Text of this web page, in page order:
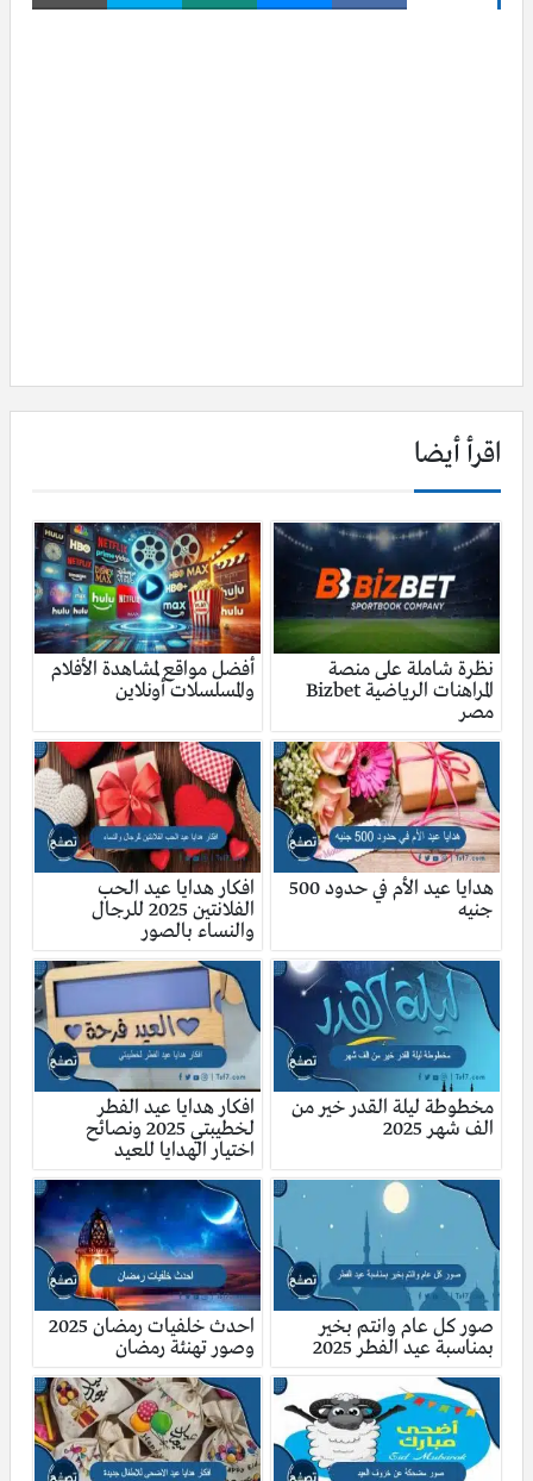
اقرأ أيضا
نظرة شاملة على منصة
المراهنات الرياضية Bizbet
مصر
أفضل مواقع لمشاهدة الأفلام
والمسلسلات أونلاين
هدايا عيد الأم في حدود 500
جنيه
افكار هدايا عيد الحب
الفلانتين 2025 للرجال
والنساء بالصور
مخطوطة ليلة القدر خير من
الف شهر 2025
افكار هدايا عيد الفطر
لخطيبتي 2025 ونصائح
اختيار الهدايا للعيد
صور كل عام وانتم بخير
بمناسبة عيد الفطر 2025
احدث خلفيات رمضان 2025
وصور تهنئة رمضان